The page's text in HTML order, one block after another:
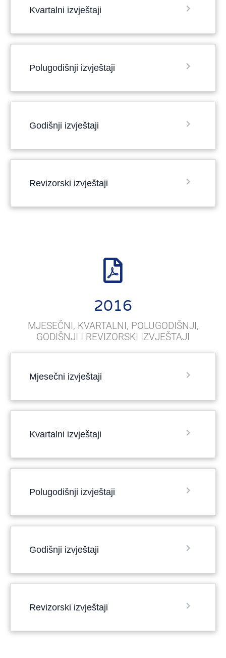
Kvartalni izvještaji
Polugodišnji izvještaji
Godišnji izvještaji
Revizorski izvještaji
2016
MJESEČNI, KVARTALNI, POLUGODIŠNJI,
GODIŠNJI I REVIZORSKI IZVJEŠTAJI
Mjesečni izvještaji
Kvartalni izvještaji
Polugodišnji izvještaji
Godišnji izvještaji
Revizorski izvještaji